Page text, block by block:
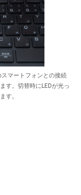
マートフォンとの接続
す。切替時にLEDが光っ
す。